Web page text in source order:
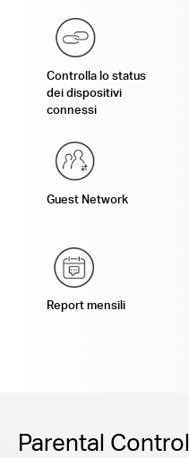
Controlla lo status
dei dispositivi
connessi
Guest Network
Report mensili
Parental Control